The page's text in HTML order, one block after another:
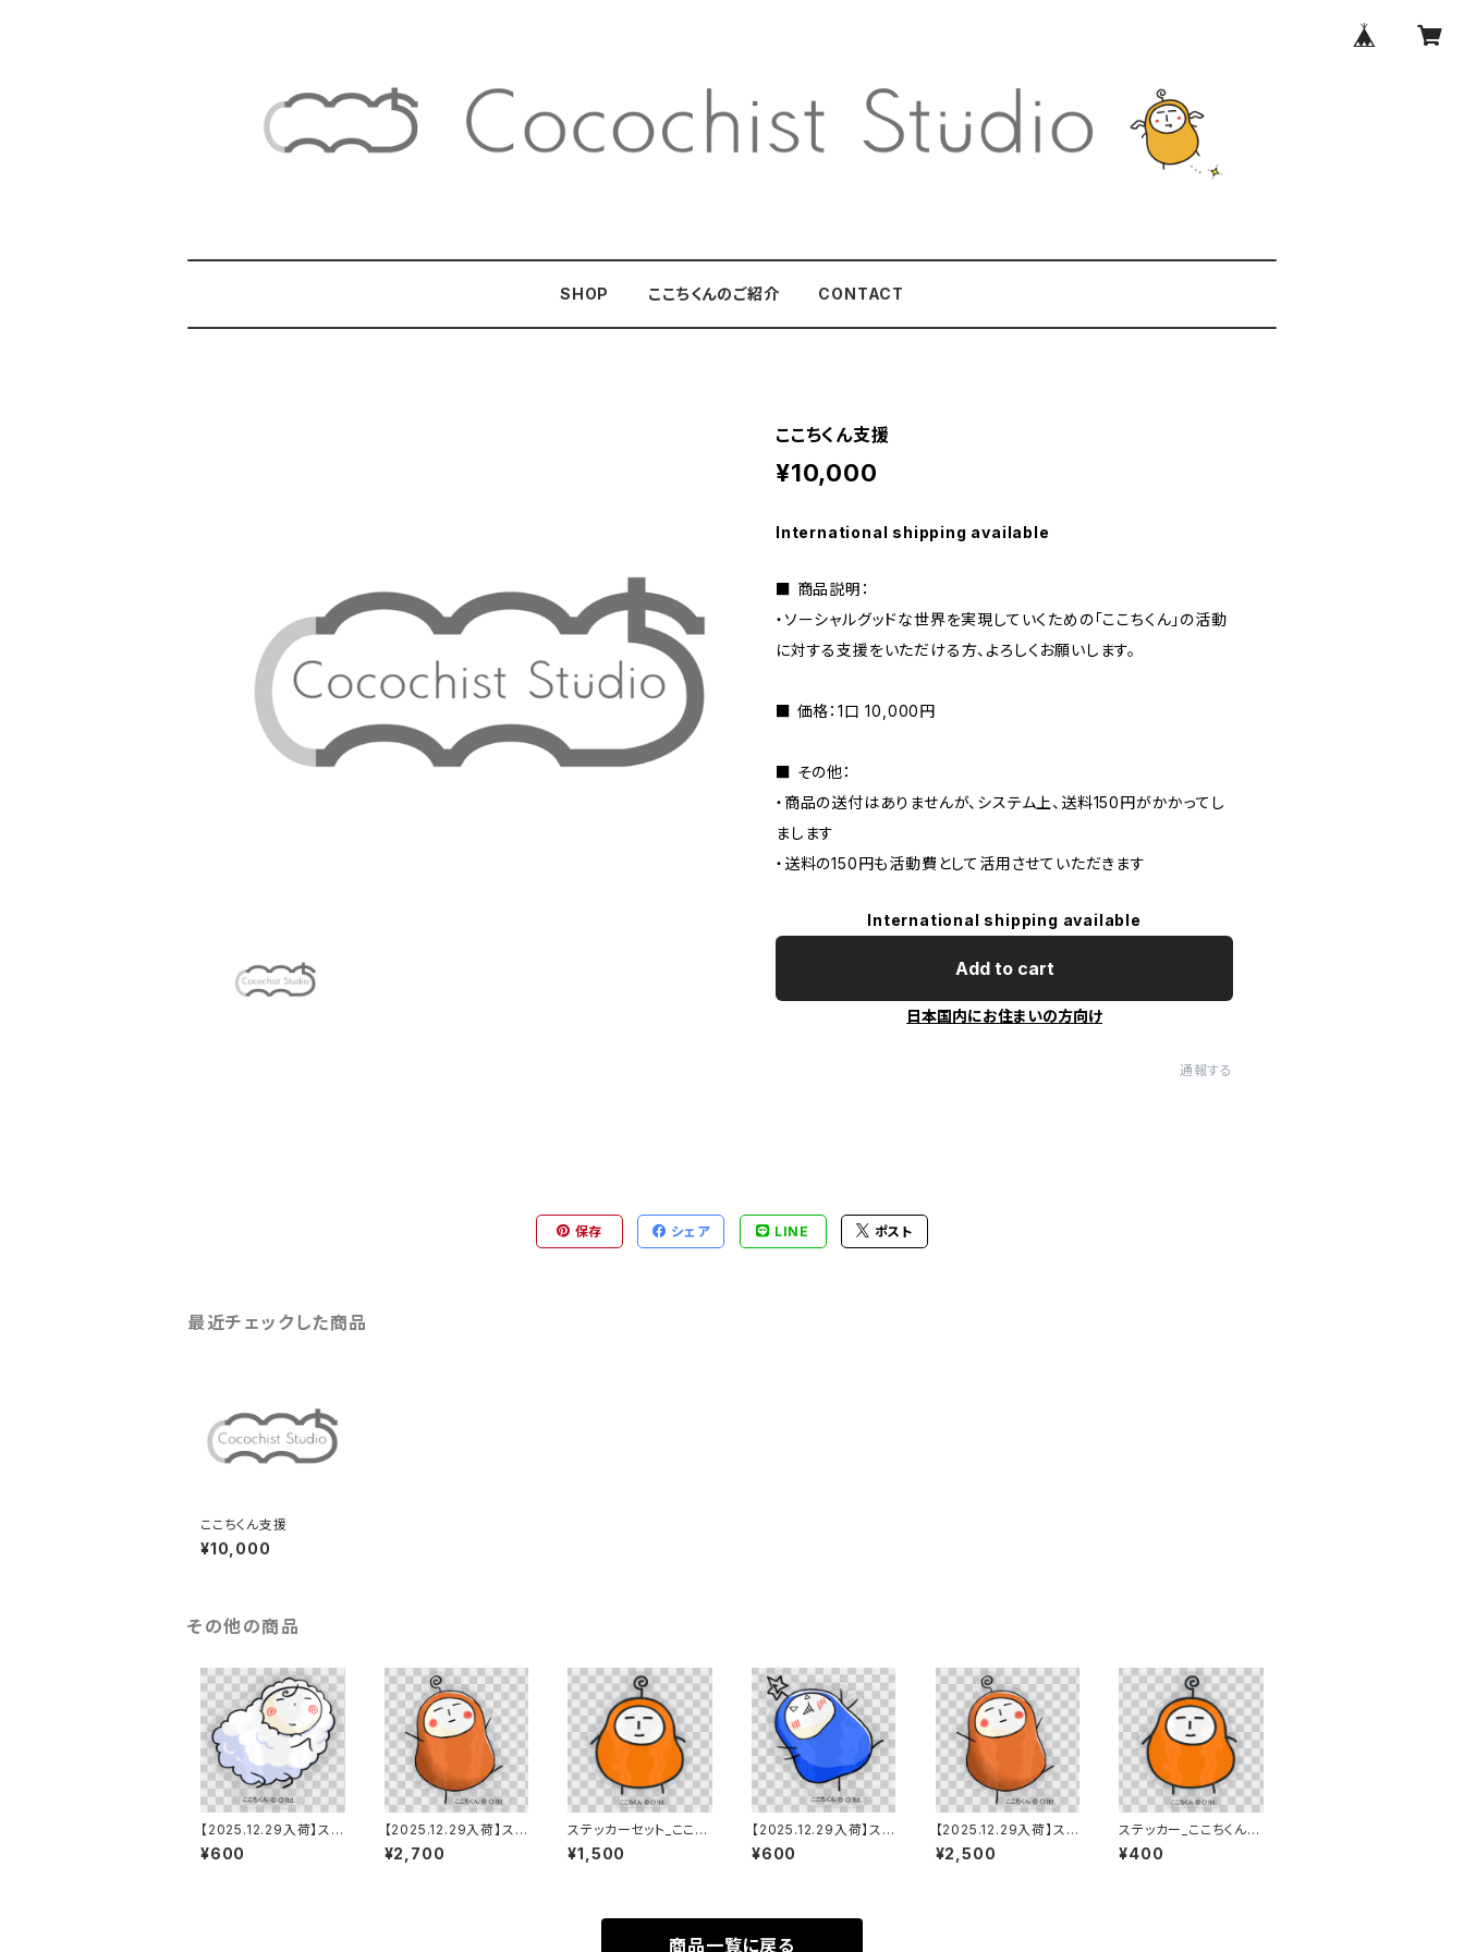
SHOP ここちくんのご紹介 CONTACT
ここちくん支援
¥10,000
International shipping available
■ 商品説明：
・ソーシャルグッドな世界を実現していくための「ここちくん」の活動
に対する支援をいただける方、よろしくお願いします。
■ 価格：1口 10,000円
■ その他：
・商品の送付はありませんが、システム上、送料150円がかかってし
まします
・送料の150円も活動費として活用させていただきます
International shipping available
Add to cart
日本国内にお住まいの方向け
通報する
保存 シェア LINE ポスト
最近チェックした商品
ここちくん支援
¥10,000
その他の商品
【2025.12.29入荷】ステ
ッカー_ここちくんSP
（中）_white
¥600
【2025.12.29入荷】ステ
ッカーセット_6種_SP
（中）・normal付
¥2,700
ステッカーセット_ここち
くん（小）５枚
¥1,500
【2025.12.29入荷】ステ
ッカー_ここちくんSP
（中）_blue
¥600
【2025.12.29入荷】ステ
ッカーセット_5種_SP
（中）
¥2,500
ステッカー_ここちくん
（小）１枚
¥400
商品一覧に戻る